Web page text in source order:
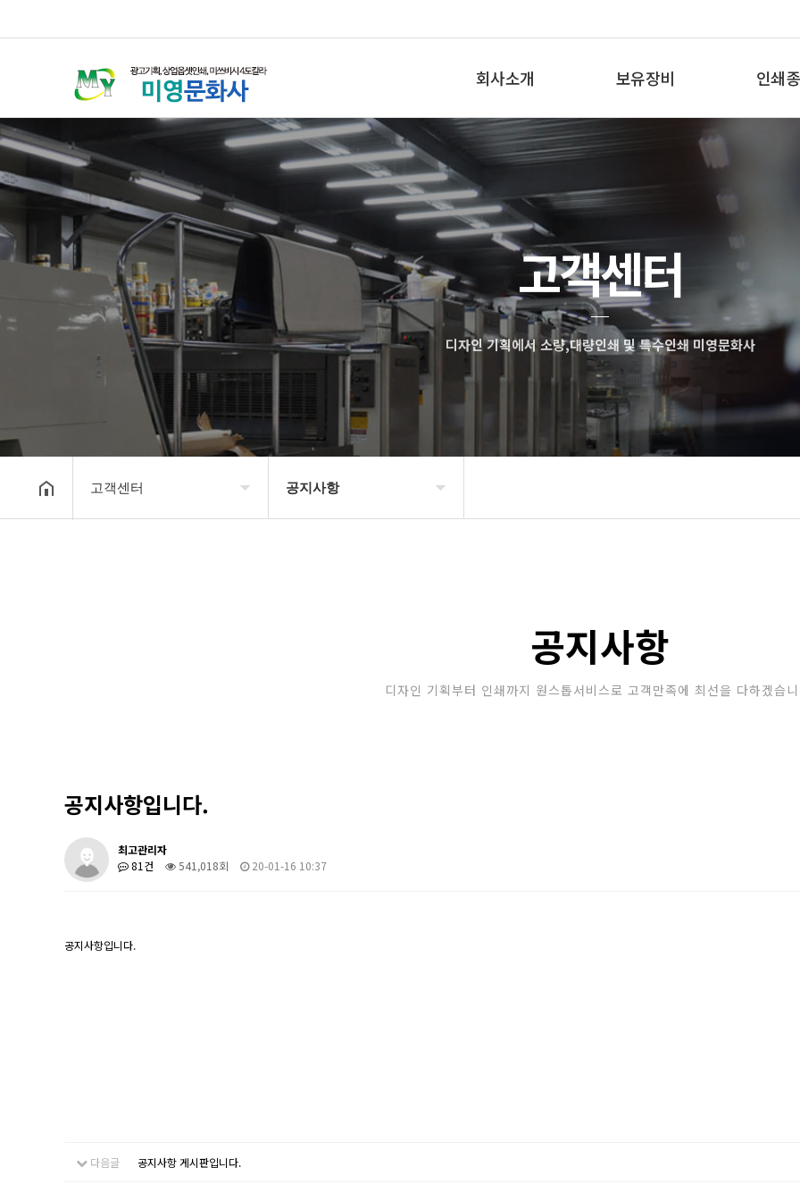
회사소개
인사말
보유장비 인쇄
고객센터
디자인 기획에서 소량,대량인쇄 및 특수인쇄 미영문화사
고객센터 공지사항
공지사항
디자인 기획부터 인쇄까지 원스톱서비스로 고객만족에 최선을 다하겠습
공지사항입니다.
최고관리자
81건
541,018회 20-01-16 10:37
공지사항입니다.
다음글 공지사항 게시판입니다.